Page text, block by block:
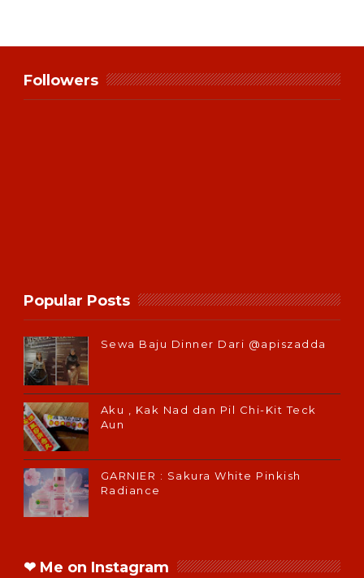
Followers
Popular Posts
Sewa Baju Dinner Dari @apiszadda
Aku , Kak Nad dan Pil Chi-Kit Teck
Aun
GARNIER : Sakura White Pinkish
Radiance
❤ Me on Instagram